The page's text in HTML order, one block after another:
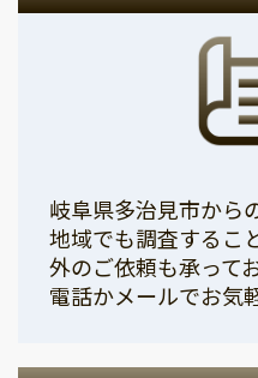
岐阜県多治見市から
地域でも調査するこ
外のご依頼も承って
電話かメールでお気